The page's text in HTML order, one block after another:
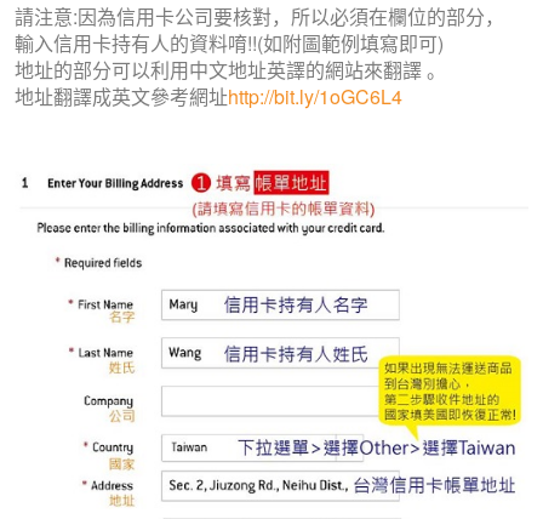
請注意:因為信用卡公司要核對，所以必須在欄位的部分，
輸入信用卡持有人的資料唷!!(如附圖範例填寫即可)
地址的部分可以利用中文地址英譯的網站來翻譯 。
地址翻譯成英文參考網址http://bit.ly/1oGC6L4